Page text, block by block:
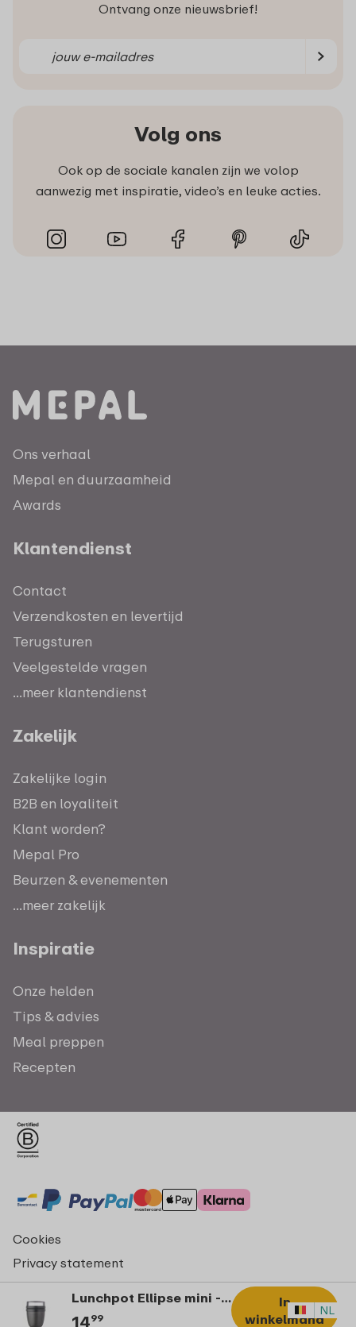
Lunchpot Ellipse mini - Nordic black
1499
In
winkelmand
Ontvang onze nieuwsbrief!
Volg ons
Ook op de sociale kanalen zijn we volop
aanwezig met inspiratie, video’s en leuke acties.
Ons verhaal
Mepal en duurzaamheid
Awards
Klantendienst
Contact
Verzendkosten en levertijd
Terugsturen
Veelgestelde vragen
...meer klantendienst
Zakelijk
Zakelijke login
B2B en loyaliteit
Klant worden?
Mepal Pro
Beurzen & evenementen
...meer zakelijk
Inspiratie
Onze helden
Tips & advies
Meal preppen
Recepten
Cookies
Privacy statement
Algemene voorwaarden - consumenten
© Copyright 2026 Mepal
NL